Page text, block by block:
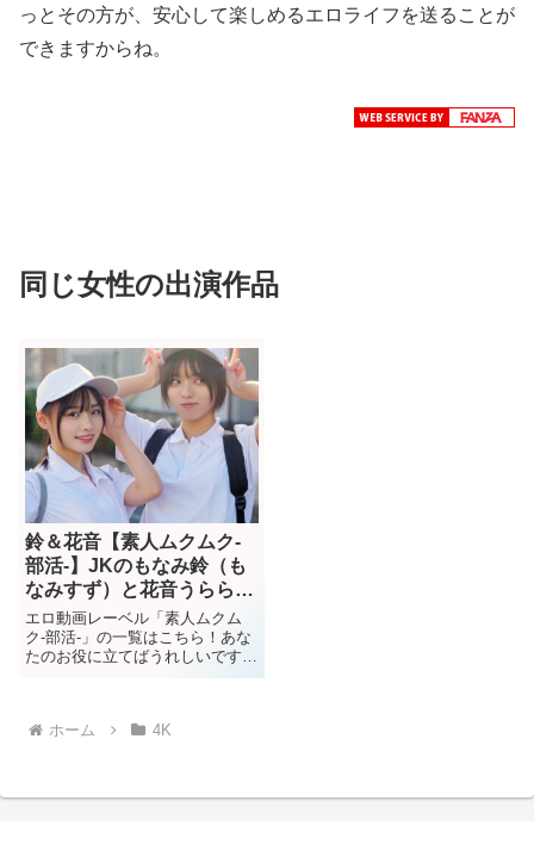
っとその方が、安心して楽しめるエロライフを送ることが
できますからね。
同じ女性の出演作品
鈴＆花音【素人ムクムク-
部活-】JKのもなみ鈴（も
なみすず）と花音うらら
（かのんうらら）が4P！
エロ動画レーベル「素人ムクム
ク-部活-」の一覧はこちら！あな
たのお役に立てばうれしいです♪
フル動画バージョンはこちら▶
（もなみすず）花音うらら（かの
ホーム 4K